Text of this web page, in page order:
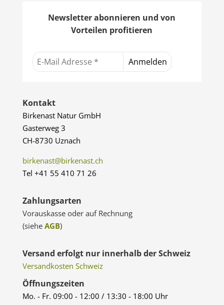
Newsletter abonnieren und von
Vorteilen profitieren
Kontakt
Birkenast Natur GmbH
Gasterweg 3
CH-8730 Uznach
birkenast@birkenast.ch
Tel +41 55 410 71 26
Zahlungsarten
Vorauskasse oder auf Rechnung
(siehe AGB)
Versand erfolgt nur innerhalb der Schweiz
Versandkosten Schweiz
Öffnungszeiten
Mo. - Fr. 09:00 - 12:00 / 13:30 - 18:00 Uhr